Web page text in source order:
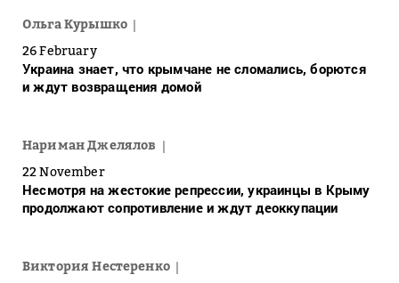
Ольга Курышко
26 February
Украина знает, что крымчане не сломались, борются
и ждут возвращения домой
Нариман Джелялов
22 November
Несмотря на жестокие репрессии, украинцы в Крыму
продолжают сопротивление и ждут деоккупации
Виктория Нестеренко